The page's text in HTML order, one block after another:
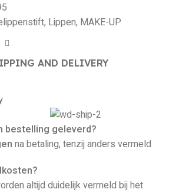
, Lippen, MAKE-UP
AND DELIVERY
bestelling geleverd?
na betaling, tenzij anders vermeld
altijd duidelijk vermeld bij het